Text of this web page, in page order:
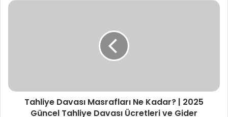
Tahliye
Tahliye
Davası
Ücretleri
Tahliye Davası Masrafları Ne Kadar? | 2025
Güncel Tahliye Davası Ücretleri ve Gider